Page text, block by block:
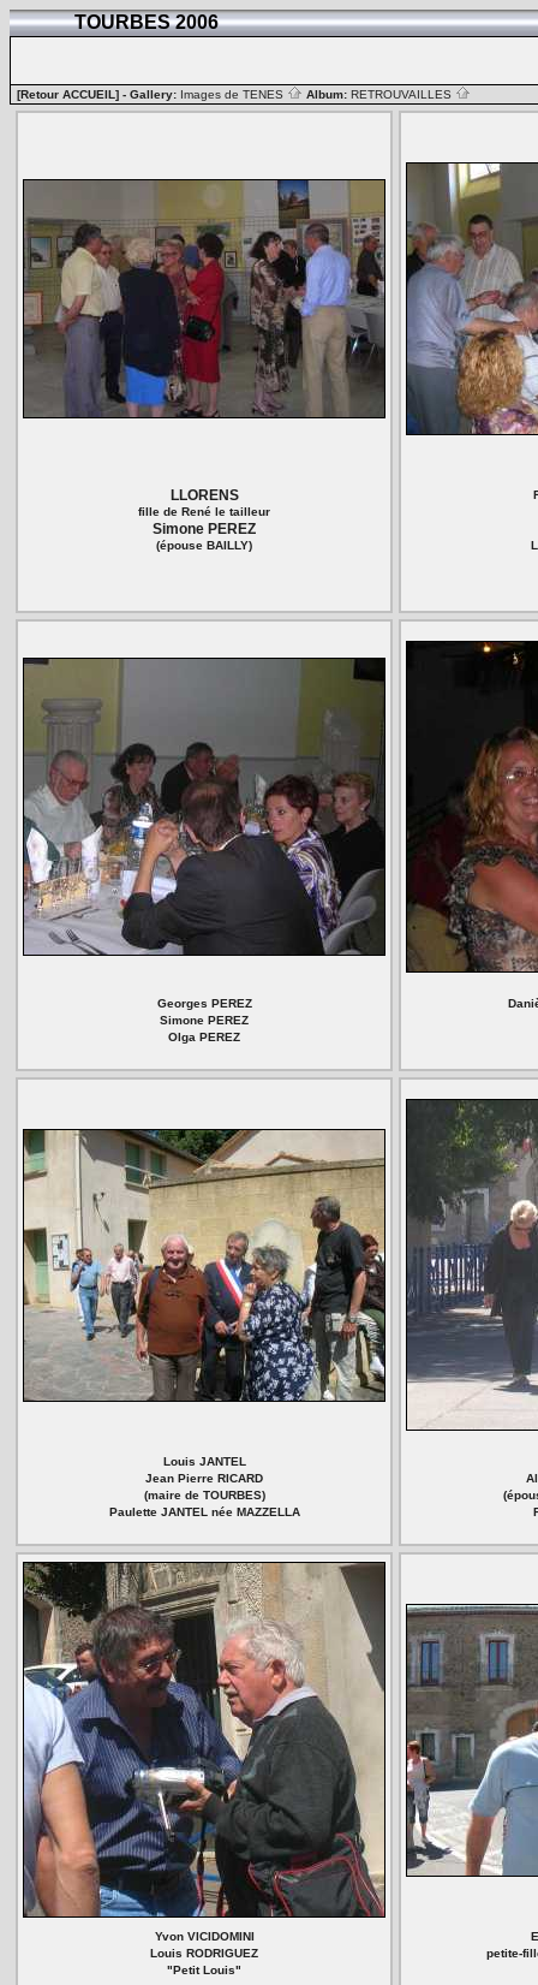
TOURBES 2006
[Retour ACCUEIL] - Gallery: Images de TENES Album: RETROUVAILLES
LLORENS
fille de René le tailleur
Simone PEREZ
(épouse BAILLY)
Georges PEREZ
Simone PEREZ
Olga PEREZ
Louis JANTEL
Jean Pierre RICARD
(maire de TOURBES)
Paulette JANTEL née MAZZELLA
Yvon VICIDOMINI
Louis RODRIGUEZ
"Petit Louis"
petite-